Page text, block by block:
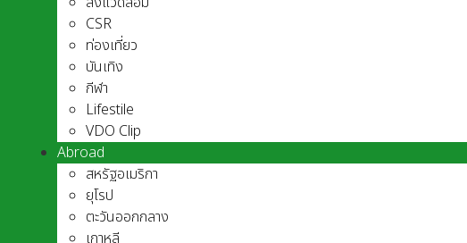
CSR
ท่องเที่ยว
บันเทิง
กีฬา
Lifestile
VDO Clip
Abroad
สหรัฐอเมริกา
ยุโรป
ตะวันออกกลาง
เกาหลี